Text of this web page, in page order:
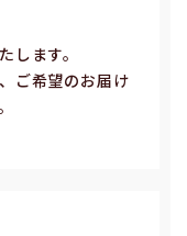
します。
ご希望のお届け